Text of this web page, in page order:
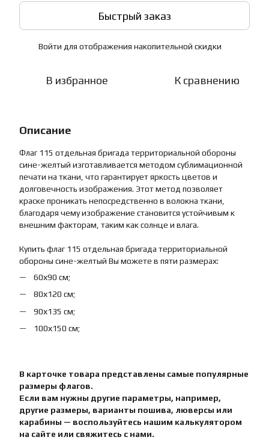
Быстрый заказ
Войти для отображения накопительной скидки
В избранное К сравнению
Описание
Флаг 115 отдельная бригада территориальной обороны
сине-желтый изготавливается методом сублимационной
печати на ткани, что гарантирует яркость цветов и
долговечность изображения. Этот метод позволяет
краске проникать непосредственно в волокна ткани,
благодаря чему изображение становится устойчивым к
внешним факторам, таким как солнце и влага.
Купить флаг 115 отдельная бригада территориальной
обороны сине-желтый Вы можете в пяти размерах:
60х90 см;
80х120 см;
90х135 см;
100х150 см;
В карточке товара представлены самые популярные
размеры флагов.
Если вам нужны другие параметры, например,
другие размеры, варианты пошива, люверсы или
карабины — воспользуйтесь нашим калькулятором
на сайте или свяжитесь с нами.